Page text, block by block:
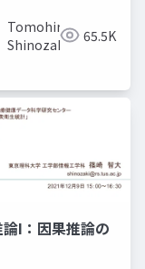
Tomohiro
Shinozaki
65.5K
I：因果推論の